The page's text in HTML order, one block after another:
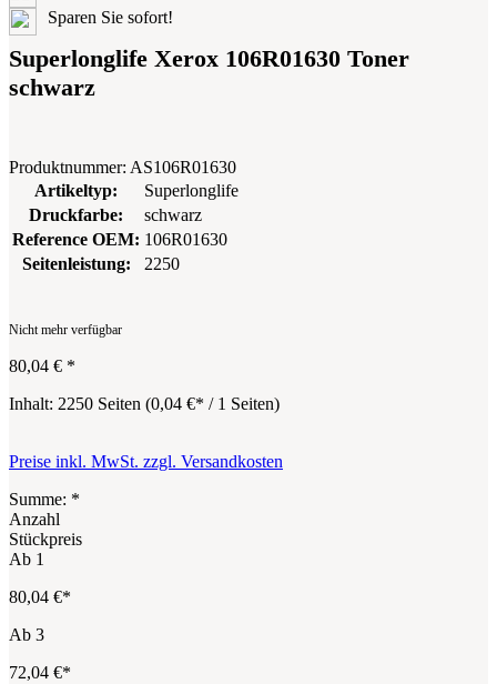
Sparen Sie sofort!
Superlonglife Xerox 106R01630 Toner
schwarz
Produktnummer: AS106R01630
Artikeltyp:
Superlonglife
Druckfarbe:
schwarz
Reference OEM: 106R01630
Seitenleistung:
2250
Nicht mehr verfügbar
80,04 € *
Inhalt: 2250 Seiten (0,04 €* / 1 Seiten)
Preise inkl. MwSt. zzgl. Versandkosten
Summe: *
Anzahl
Stückpreis
Ab 1
80,04 €*
Ab 3
72,04 €*